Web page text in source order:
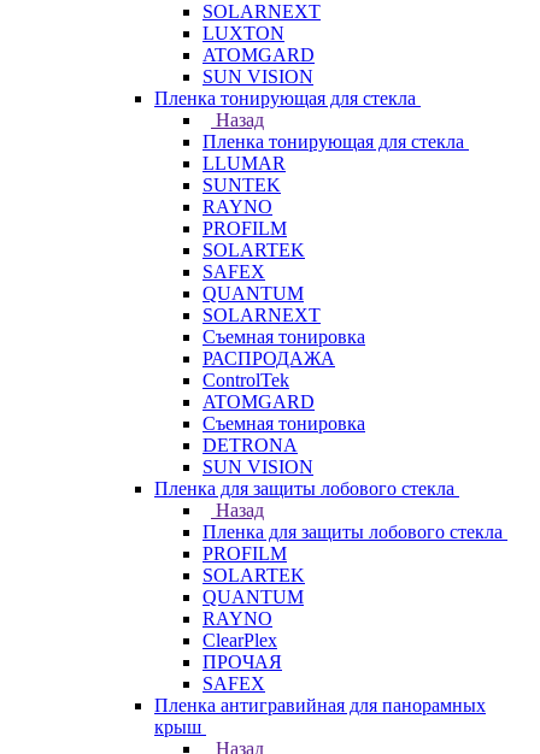
SOLARNEXT
LUXTON
ATOMGARD
SUN VISION
Пленка тонирующая для стекла
Назад
Пленка тонирующая для стекла
LLUMAR
SUNTEK
RAYNO
PROFILM
SOLARTEK
SAFEX
QUANTUM
SOLARNEXT
Съемная тонировка
РАСПРОДАЖА
ControlTek
ATOMGARD
Съемная тонировка
DETRONA
SUN VISION
Пленка для защиты лобового стекла
Назад
Пленка для защиты лобового стекла
PROFILM
SOLARTEK
QUANTUM
RAYNO
ClearPlex
ПРОЧАЯ
SAFEX
Пленка антигравийная для панорамных
крыш
Назад